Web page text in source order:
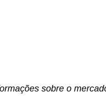
artificial segue
sobre o